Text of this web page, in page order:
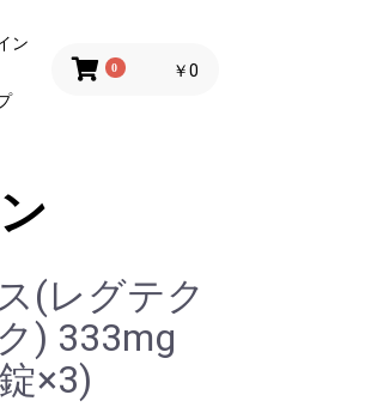
ン
0 ￥0
(レグテク
) 333mg
×3)